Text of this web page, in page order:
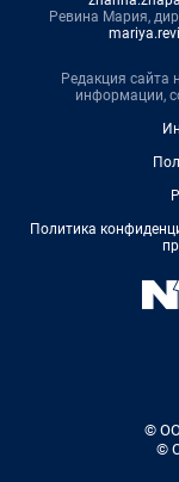
Ревина Мария,
Редакция сайта
информации,
Политика
©
©